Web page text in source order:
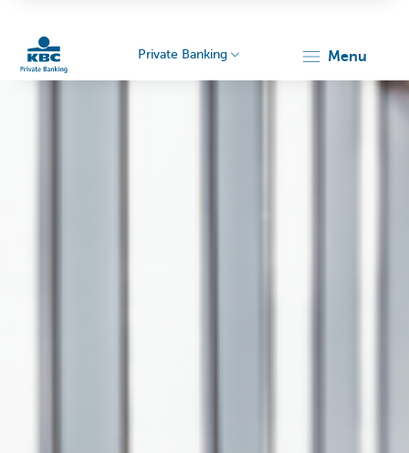
Private Banking menu